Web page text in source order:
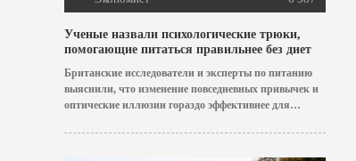
Ученые назвали психологические трюки,
помогающие питаться правильнее без диет
Британские исследователи и эксперты по питанию
выяснили, что изменение повседневных привычек и
оптические иллюзии гораздо эффективнее для